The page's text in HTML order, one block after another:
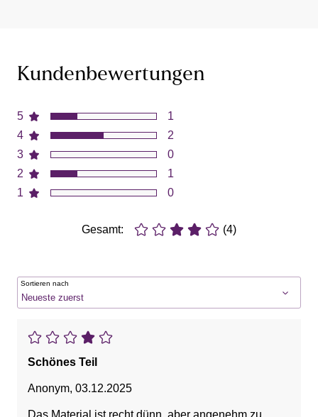
Kundenbewertungen
5
4
3
2
1
1
2
0
1
0
Gesamt: (4)
Sortieren nach
Schönes Teil
Anonym, 03.12.2025